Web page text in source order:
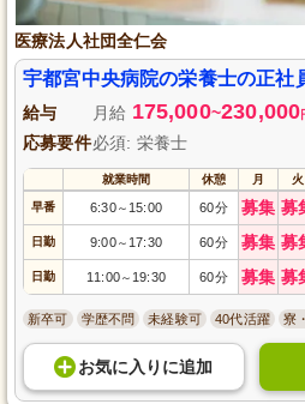
医療法人社団全仁会
宇都宮中央病院の栄養士の正社
給与 月給 175,000~230,000
応募要件必須: 栄養士
就業時間 休憩 月 火
早番 6:30～ 15:00 60分 募集 募
日勤 9:00～ 17:30 60分 募集 募
日勤 11:00～ 19:30 60分 募集 募
新卒可 学歴不問 未経験可 40代活躍 寮
お気に入り に追加